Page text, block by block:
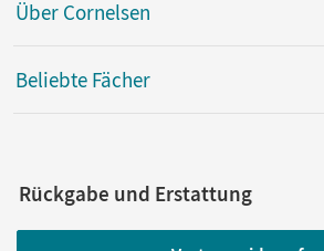
Über Cornelsen
Beliebte Fächer
Rückgabe und Erstattung